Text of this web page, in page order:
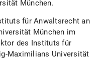
München.
für Anwaltsrecht an
München im
des Instituts für
Maximilians Universität